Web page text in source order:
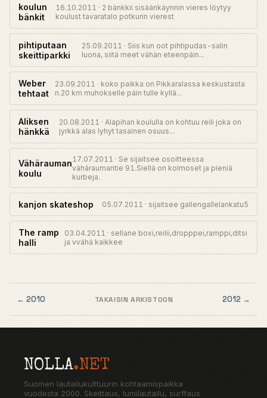
koulun
bänkit
16.10.2011 · 2 bänkkii sisäänkäynnin vieres löytyy
koulust tavaratalo potkurin vierest
pihtiputaan
skeittiparkki
25.09.2011 · Siis kun oot pihtipudas-salin
luona, siitä meet vähän eteenpäin...
Weber
tehtaat
23.09.2011 · koko paikka on Pikkaralassa keskustasta
n.20 km muhokselle päin tulle kyllä...
Aliksen
hänkkä
20.08.2011 · Alapihan koululla on kohtuu reili joka on
jyrkkä alas lyhyt tasainen osuus...
Vähärauman
koulu
17.07.2011 · Se sijaitsee osoitteessa
vähäraumantie 91.Siellä on kolmoset ja pieniä
kurbeja.
kanjon skateshop 05.07.2011 · sijaitsee gallengallelankatu5
The ramp
halli
03.04.2011 · sellane boxi,reilii,dropppei,ramppi,ditsi
ja vvähä kaikkee
← 2010 TAKAISIN ARKISTOON 2012 →
NOLLA.NET
Suomen lautailukulttuurin kohtaamispaikka
vuodesta 2000. Skeittaus, lumilautailu, surffaus